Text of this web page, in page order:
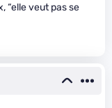
“elle veut pas se